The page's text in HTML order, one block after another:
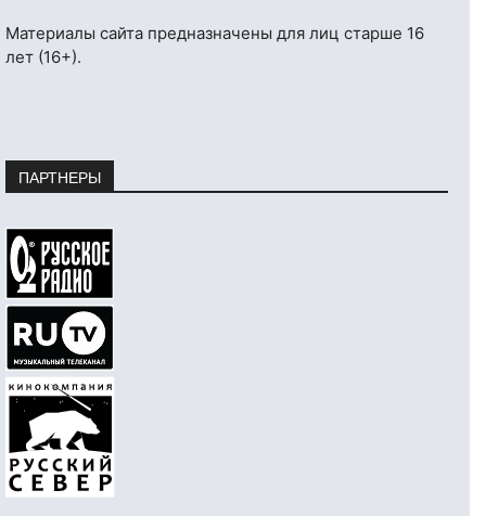
Материалы сайта предназначены для лиц старше 16
лет (16+).
ПАРТНЕРЫ